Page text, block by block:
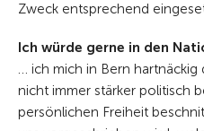
Zweck entsprechend
Ich würde gerne in den
… ich mich in Bern hartnäckig
nicht immer stärker politisch
persönlichen Freiheit